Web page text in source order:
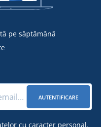
pe săptămână
AUTENTIFICARE
cu caracter personal.